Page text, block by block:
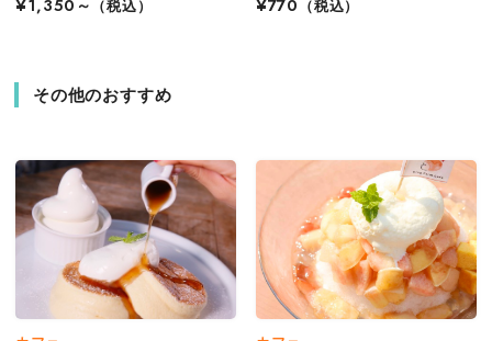
¥1,350～
（税込）
¥770
（税込）
その他のおすすめ